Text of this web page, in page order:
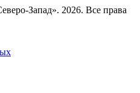
Запад». 2026. Все права